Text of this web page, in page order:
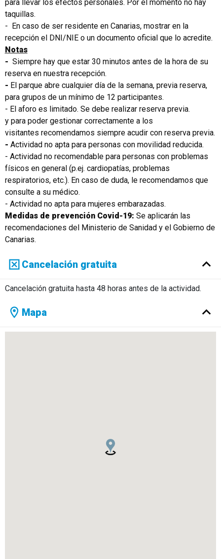
para llevar los efectos personales. Por el momento no hay
taquillas.
- En caso de ser residente en Canarias, mostrar en la
recepción el DNI/NIE o un documento oficial que lo acredite.
Notas
- Siempre hay que estar 30 minutos antes de la hora de su
reserva en nuestra recepción.
- El parque abre cualquier día de la semana, previa reserva,
para grupos de un mínimo de 12 participantes.
- El aforo es limitado. Se debe realizar reserva previa.
y para poder gestionar correctamente a los
visitantes recomendamos siempre acudir con reserva previa.
- Actividad no apta para personas con movilidad reducida.
- Actividad no recomendable para personas con problemas
físicos en general (p.ej. cardiopatías, problemas
respiratorios, etc.). En caso de duda, le recomendamos que
consulte a su médico.
- Actividad no apta para mujeres embarazadas.
Medidas de prevención Covid-19: Se aplicarán las
recomendaciones del Ministerio de Sanidad y el Gobierno de
Canarias.
Cancelación gratuita
Cancelación gratuita hasta 48 horas antes de la actividad.
Mapa